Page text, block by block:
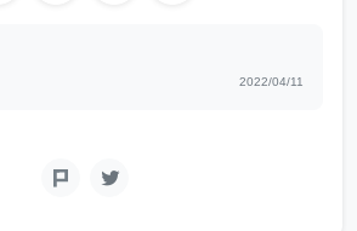
2022/04/11